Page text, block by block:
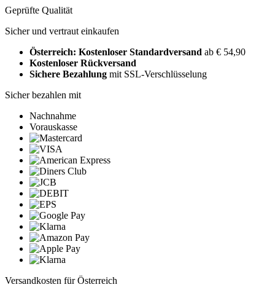
Geprüfte Qualität
Sicher und vertraut einkaufen
Österreich: Kostenloser Standardversand ab € 54,90
Kostenloser Rückversand
Sichere Bezahlung mit SSL-Verschlüsselung
Sicher bezahlen mit
Nachnahme
Vorauskasse
Versandkosten für Österreich